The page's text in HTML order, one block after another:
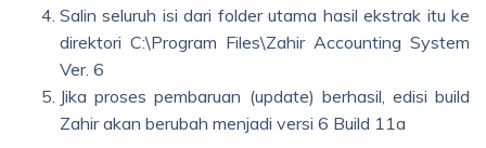
Salin seluruh isi dari folder utama hasil ekstrak itu ke
direktori C:\Program Files\Zahir Accounting System
Ver. 6
Jika proses pembaruan (update) berhasil, edisi build
Zahir akan berubah menjadi versi 6 Build 11a